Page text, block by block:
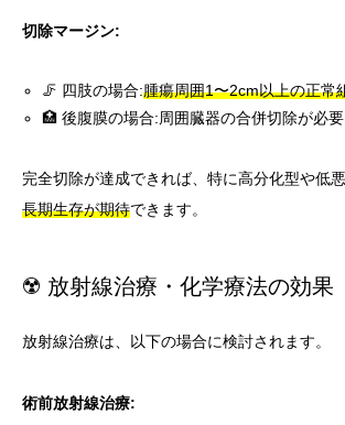
切除マージン:
🦵 四肢の場合:腫瘍周囲1〜2cm以上の正常
🏥 後腹膜の場合:周囲臓器の合併切除が必
完全切除が達成できれば、特に高分化型や低
長期生存が期待できます。
☢️ 放射線治療・化学療法の効果
放射線治療は、以下の場合に検討されます。
術前放射線治療: